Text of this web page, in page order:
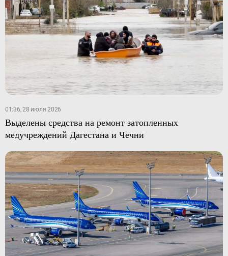
01:36, 28 июля 2026
Выделены средства на ремонт затопленных
медучреждений Дагестана и Чечни